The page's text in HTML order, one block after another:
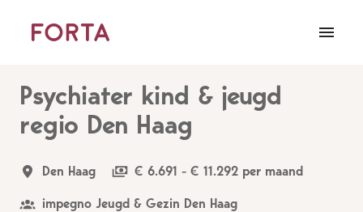
Homepagina
Psychiater kind & jeugd
regio Den Haag
Den Haag € 6.691 - € 11.292 per maand
impegno Jeugd & Gezin Den Haag